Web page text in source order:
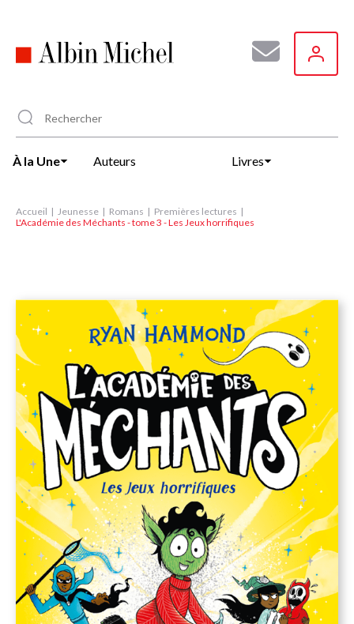
principal
À la Une Auteurs Livres
Accueil Jeunesse Romans
Premières lectures
L'Académie des Méchants - tome 3 - Les Jeux horrifiques